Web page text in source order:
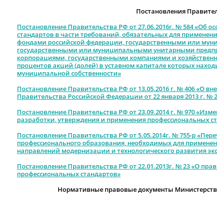
Постановления
Постановление Правительства РФ от 27.06.2016г. № 584 «Об
стандартов в части требований, обязательных для
фондами российской федерации, государственными или
государственными или муниципальными унитарными
корпорациями, государственными компаниями и
процентов акций (долей) в уставном капитале которых
муниципальной собственности»
Постановление Правительства РФ от 13.05.2016 г. № 406 «О
Правительства Российской Федерации от 22 января 2013 г. №
Постановление Правительства РФ от 23.09.2014 г. № 970
разработки, утверждения и применения профессиональных
Постановление Правительства РФ от 5.05.2014г. № 755-р
профессионального образования, необходимых для
направлений модернизации и технологического развития
Постановление Правительства РФ от 22.01.2013г. № 23 «О
профессиональных стандартов»
Нормативные правовые документы